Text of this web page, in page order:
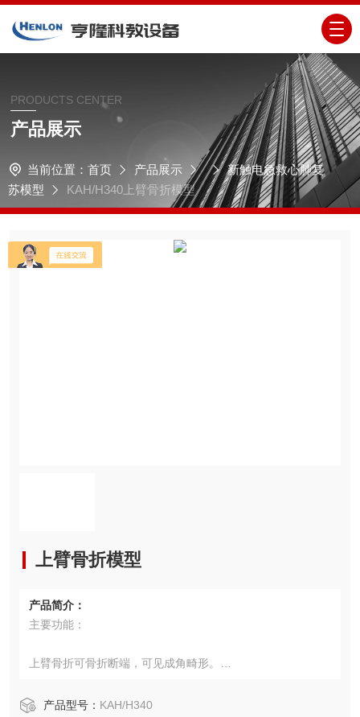
PRODUCTS CENTER
产品展示
当前位置： 首页 产品展示
新触电急救心肺复
苏模型
KAH/H340上臂骨折模型
上臂骨折模型
产品简介：
主要功能：
上臂骨折可骨折断端，可见成角畸形。
防止序贯神经损伤，可用于手法复位及小夹板固定训练。
产品型号： KAH/H340